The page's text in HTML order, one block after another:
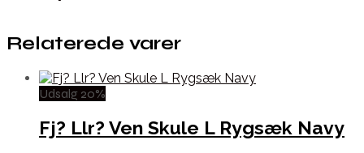
Relaterede varer
Udsalg 20%
Fj? Llr? Ven Skule L Rygsæk Navy